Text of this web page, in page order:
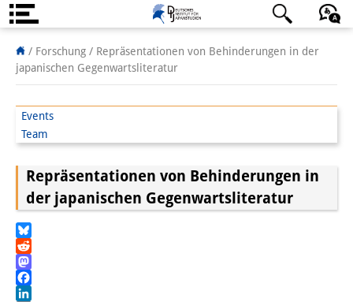
Über uns
Institut
Team
Institutsleitung
Forschungsteam
Publikationen &
日本語 English Deutsch
/ Forschung / Repräsentationen von Behinderungen in der
japanischen Gegenwartsliteratur
Events
Team
Repräsentationen von Behinderungen in
der japanischen Gegenwartsliteratur
Bluesky
Reddit
Mastodon
Facebook